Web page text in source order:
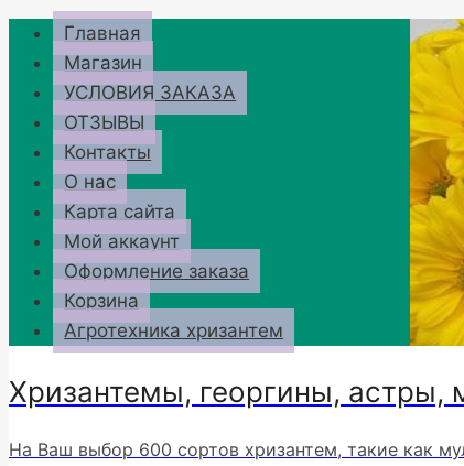
Перейти
содержимому
Главная
Магазин
УСЛОВИЯ ЗАКАЗА
ОТЗЫВЫ
Контакты
О нас
Карта сайта
Мой аккаунт
Оформление заказа
Корзина
Агротехника хризантем
Хризантемы, георгины, астры,
На Ваш выбор 600 сортов хризантем, такие как